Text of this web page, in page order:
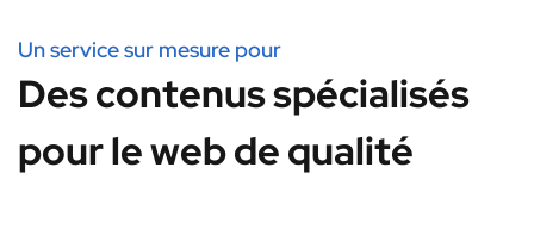
Un service sur mesure pour
Des contenus spécialisés
pour le web de qualité